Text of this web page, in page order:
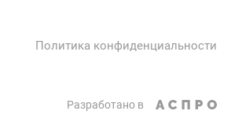
Политика конфиденциальности
Разработано в